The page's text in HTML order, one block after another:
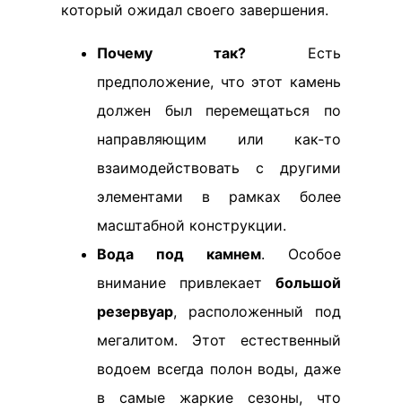
который ожидал своего завершения.
Почему так? Есть
предположение, что этот камень
должен был перемещаться по
направляющим или как-то
взаимодействовать с другими
элементами в рамках более
масштабной конструкции.
Вода под камнем. Особое
внимание привлекает большой
резервуар, расположенный под
мегалитом. Этот естественный
водоем всегда полон воды, даже
в самые жаркие сезоны, что